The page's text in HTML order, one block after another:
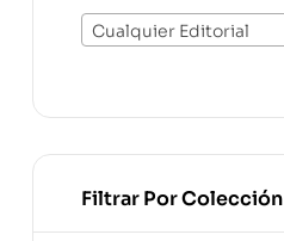
Cualquier Editorial
Filtrar Por Colección